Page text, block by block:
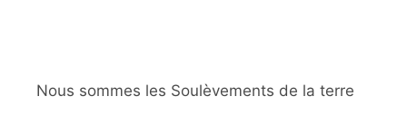
Nous sommes les Soulèvements de la terre